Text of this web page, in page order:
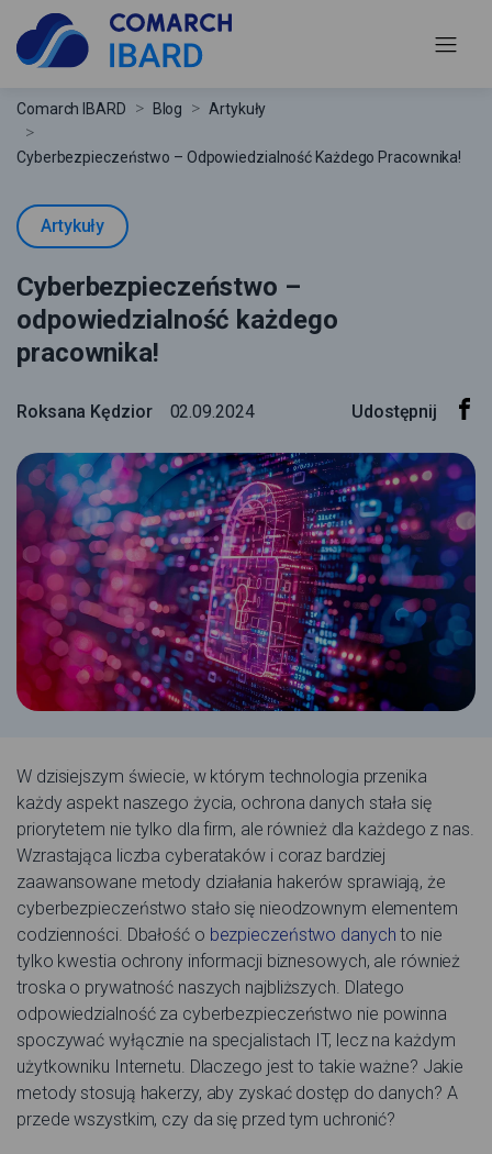
Comarch IBARD Blog Artykuły
Cyberbezpieczeństwo – Odpowiedzialność Każdego Pracownika!
Artykuły
Cyberbezpieczeństwo –
odpowiedzialność każdego
pracownika!
Roksana Kędzior 02.09.2024 Udostępnij
W dzisiejszym świecie, w którym technologia przenika
każdy aspekt naszego życia, ochrona danych stała się
priorytetem nie tylko dla firm, ale również dla każdego z nas.
Wzrastająca liczba cyberataków i coraz bardziej
zaawansowane metody działania hakerów sprawiają, że
cyberbezpieczeństwo stało się nieodzownym elementem
codzienności. Dbałość o bezpieczeństwo danych to nie
tylko kwestia ochrony informacji biznesowych, ale również
troska o prywatność naszych najbliższych. Dlatego
odpowiedzialność za cyberbezpieczeństwo nie powinna
spoczywać wyłącznie na specjalistach IT, lecz na każdym
użytkowniku Internetu. Dlaczego jest to takie ważne? Jakie
metody stosują hakerzy, aby zyskać dostęp do danych? A
przede wszystkim, czy da się przed tym uchronić?